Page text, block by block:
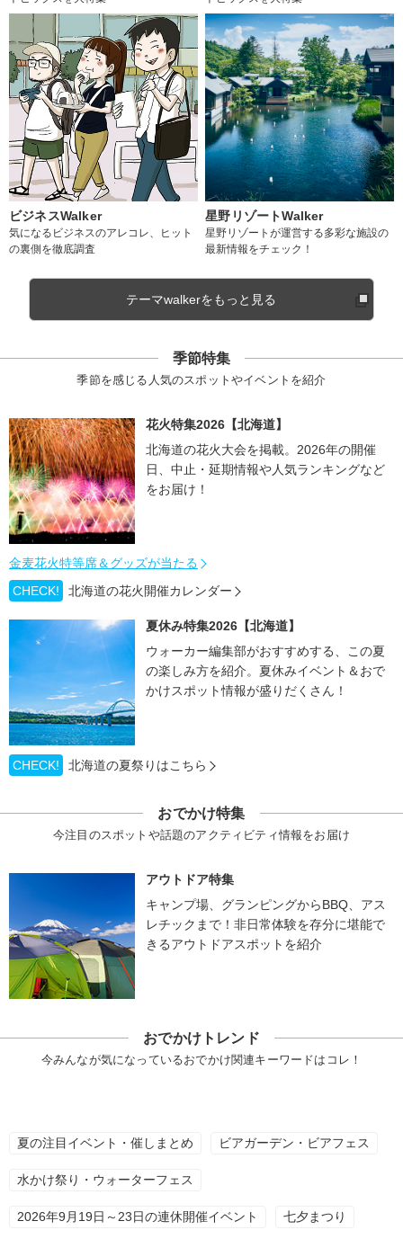
ビジネスWalker
気になるビジネスのアレコレ、ヒット
の裏側を徹底調査
星野リゾートWalker
星野リゾートが運営する多彩な施設の
最新情報をチェック！
テーマwalkerをもっと見る
季節特集
季節を感じる人気のスポットやイベントを紹介
花火特集2026【北海道】
北海道の花火大会を掲載。2026年の開催
日、中止・延期情報や人気ランキングなど
をお届け！
金麦花火特等席＆グッズが当たる
CHECK!
北海道の花火開催カレンダー
夏休み特集2026【北海道】
ウォーカー編集部がおすすめする、この夏
の楽しみ方を紹介。夏休みイベント＆おで
かけスポット情報が盛りだくさん！
CHECK! 北海道の夏祭りはこちら
おでかけ特集
今注目のスポットや話題のアクティビティ情報をお届け
アウトドア特集
キャンプ場、グランピングからBBQ、アス
レチックまで！非日常体験を存分に堪能で
きるアウトドアスポットを紹介
おでかけトレンド
今みんなが気になっているおでかけ関連キーワードはコレ！
夏の注目イベント・催しまとめ ビアガーデン・ビアフェス
水かけ祭り・ウォーターフェス
2026年9月19日～23日の連休開催イベント 七夕まつり